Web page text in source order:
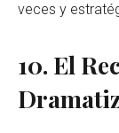
veces y
10. El